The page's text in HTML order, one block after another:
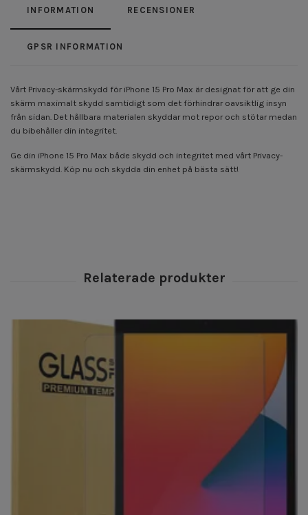
INFORMATION RECENSIONER
GPSR INFORMATION
Vårt Privacy-skärmskydd för iPhone 15 Pro Max är designat för att ge din
skärm maximalt skydd samtidigt som det förhindrar oavsiktlig insyn
från sidan. Det hållbara materialen skyddar mot repor och stötar medan
du bibehåller din integritet.
Ge din iPhone 15 Pro Max både skydd och integritet med vårt Privacy-
skärmskydd. Köp nu och skydda din enhet på bästa sätt!